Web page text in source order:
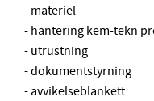
- materiel
- hantering kem-tekn
- utrustning
- dokumentstyrning
- avvikelseblankett